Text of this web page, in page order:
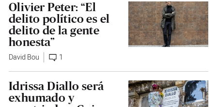
Olivier Peter: “El
delito político es el
delito de la gente
honesta”
David Bou 1
Idrissa Diallo será
exhumado y